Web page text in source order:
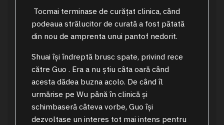
Tocmai terminase de curățat clinica, când
podeaua strălucitor de curată a fost pătată
din nou de amprenta unui pantof nedorit.
Shuai își îndreptă brusc spate, privind rece
către Guo . Era a nu știu câta oară când
acesta dădea buzna acolo. De când îl
urmărise pe Wu până în clinică și
schimbaseră câteva vorbe, Guo își
dezvoltase un interes tot mai intens pentru